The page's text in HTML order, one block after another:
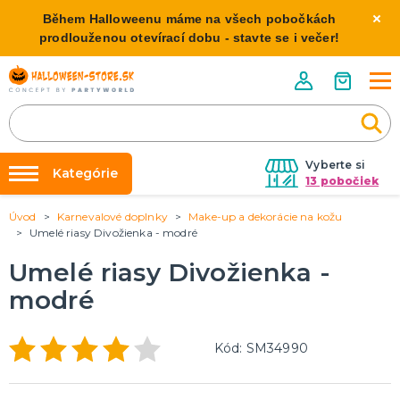
Během Halloweenu máme na všech pobočkách
prodlouženou otevírací dobu - stavte se i večer!
Vyberte si
13 pobočiek
Požičovňa kostýmov
Nafukovanie balónikov
Rozvoz
O nás
Kontakt
Kategórie
HALLOWEENSKE KOSTÝMY
Pánske Halloween kostýmy
Detské Halloween kostýmy
HALLOWEENSKE DEKORÁCIE
Závesné dekorácie
Úvod Karnevalové doplnky
Make-up a dekorácie na kožu
Umelé riasy Divožienka - modré
Umelé riasy Divožienka -
modré
Kód: SM34990